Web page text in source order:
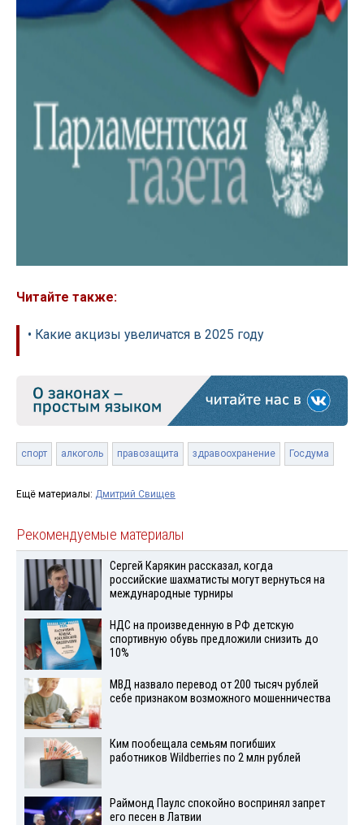
Читайте также:
• Какие акцизы увеличатся в 2025 году
спорт алкоголь правозащита здравоохранение Госдума
Ещё материалы: Дмитрий Свищев
Рекомендуемые материалы
Сергей Карякин рассказал, когда
российские шахматисты могут вернуться на
международные турниры
НДС на произведенную в РФ детскую
спортивную обувь предложили снизить до
10%
МВД назвало перевод от 200 тысяч рублей
себе признаком возможного мошенничества
Ким пообещала семьям погибших
работников Wildberries по 2 млн рублей
Раймонд Паулс спокойно воспринял запрет
его песен в Латвии